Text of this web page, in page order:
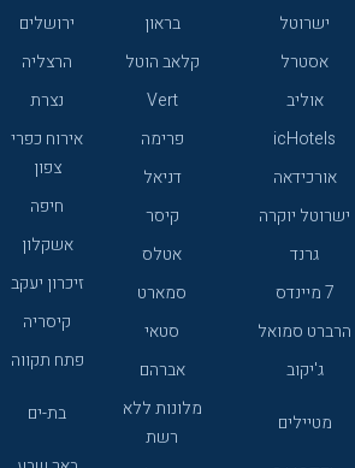
ישרוטל
בראון
אסטרל
קלאב הוטל
אוליב
Vert
icHotels
פרימה
אורכידאה
דניאל
ישרוטל יוקרה
קיסר
גרנד
אטלס
7 מיינדס
סמארט
הרברט סמואל
סטאי
ג'יקוב
אברהם
מטיילים
מלונות ללא
רשת
ירושלים
הרצליה
נצרת
אירוח כפרי
צפון
חיפה
אשקלון
זיכרון יעקב
קיסריה
פתח תקווה
בת-ים